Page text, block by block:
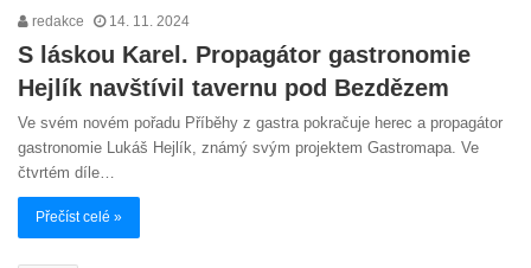
redakce 14. 11. 2024
S láskou Karel. Propagátor gastronomie
Hejlík navštívil tavernu pod Bezdězem
Ve svém novém pořadu Příběhy z gastra pokračuje herec a propagátor
gastronomie Lukáš Hejlík, známý svým projektem Gastromapa. Ve
čtvrtém díle…
Přečíst celé »